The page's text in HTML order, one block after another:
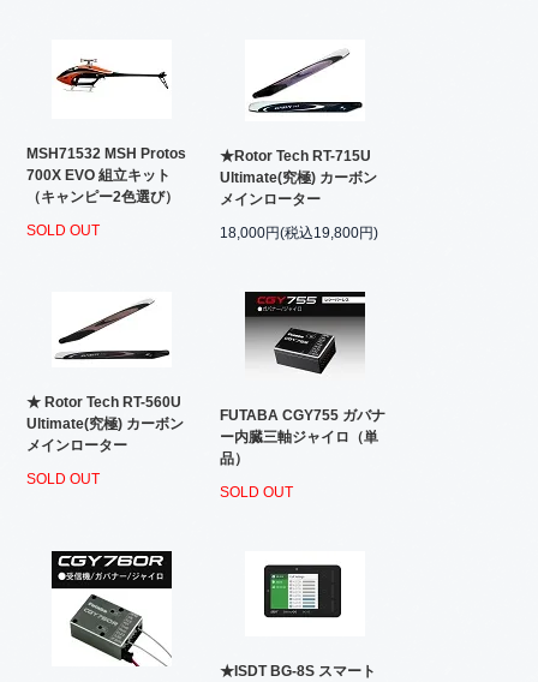
MSH71532 MSH Protos
700X EVO 組立キット
（キャンピー2色選び）
SOLD OUT
★Rotor Tech RT-715U
Ultimate(究極) カーボン
メインローター
18,000円(税込19,800円)
★ Rotor Tech RT-560U
Ultimate(究極) カーボン
メインローター
SOLD OUT
FUTABA CGY755 ガバナ
ー内臓三軸ジャイロ（単
品）
SOLD OUT
★ISDT BG-8S スマート